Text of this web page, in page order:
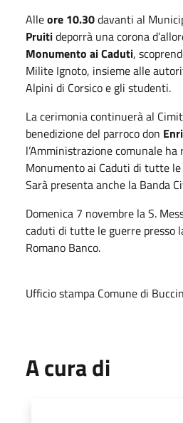
Alleore 10.30davanti al
Pruitideporrà una corona
Monumento ai Caduti,
Milite Ignoto, insieme alle
Alpini di Corsico e gli studenti.
La cerimonia continuerà al
benedizione del parroco don
l’Amministrazione comunale
Monumento ai Caduti di tutte
Sarà presenta anche la Banda
Domenica 7 novembre la S.
caduti di tutte le guerre presso
Romano Banco.
Ufficio stampa Comune di
A cura di